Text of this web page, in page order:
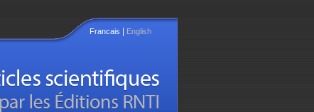
Francais English